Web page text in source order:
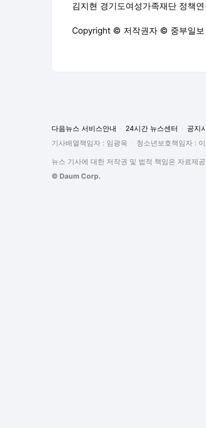
김지현 경기도여성가족재단 정책
Copyright © 저작권자 © 중부일보
다음뉴스 서비스안내 24시간 뉴스센터 공지
기사배열책임자 : 임광욱
청소년보호책임자 :
뉴스 기사에 대한 저작권 및 법적 책임은 자료제
© Daum Corp.